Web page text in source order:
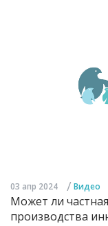
03 апр 2024 / Видео
Может ли
производства